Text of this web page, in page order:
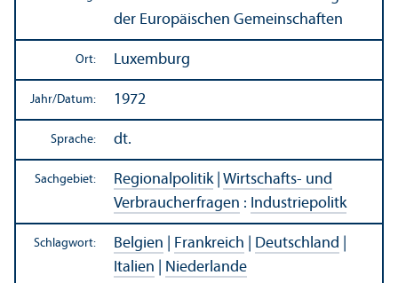
der Europäischen Gemeinschaften
Ort: Luxemburg
Jahr/Datum: 1972
Sprache: dt.
Sachgebiet: Regionalpolitik| Wirtschafts- und
Verbraucherfragen : Industriepolitk
Schlagwort: Belgien Frankreich Deutschland
Italien
Niederlande